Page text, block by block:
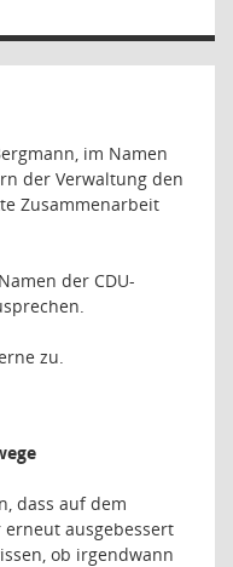
im Namen
der Verwaltung den
Zusammenarbeit
der CDU-
zu.
dass auf dem
erneut ausgebessert
ob irgendwann